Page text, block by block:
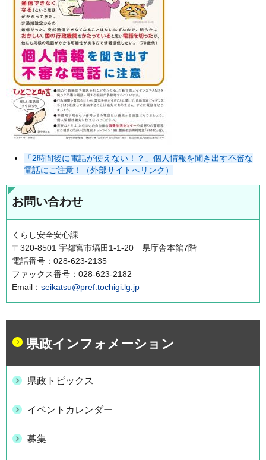
「2時間後に電話が使えない！？」個人情報を聞き出す不審な
電話にご注意！
（外部サイトへリンク）
お問い合わせ
くらし安全安心課
〒320-8501 宇都宮市塙田1-1-20 県庁舎本館7階
電話番号：028-623-2135
ファックス番号：028-623-2182
Email： seikatsu@pref.tochigi.lg.jp
県政インフォメーション
県政トピックス
イベントカレンダー
募集